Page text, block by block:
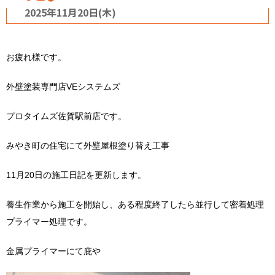
2025年11月20日(木)
お疲れ様です。
外壁塗装専門店VEシステムズ
プロタイムズ佐賀駅前店です。
みやき町の住宅にて外壁屋根塗り替え工事
11月20日の施工日記を更新します。
養生作業から施工を開始し、ある程度終了したら並行して密着処理
プライマー処理です。
金属プライマーにて庇や